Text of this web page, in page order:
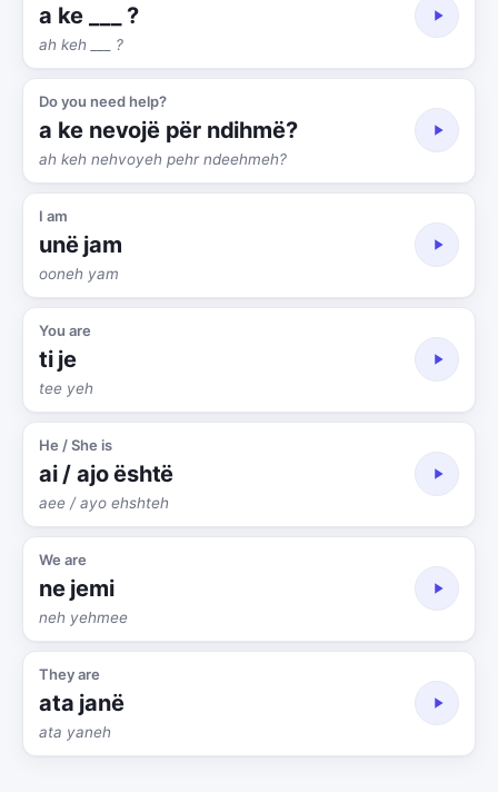
a ke ___ ?
ah keh ___ ?
Do you need help?
a ke nevojë për ndihmë?
ah keh nehvoyeh pehr ndeehmeh?
I am
unë jam
ooneh yam
You are
ti je
tee yeh
He / She is
ai / ajo është
aee / ayo ehshteh
We are
ne jemi
neh yehmee
They are
ata janë
ata yaneh